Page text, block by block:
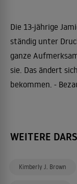
Die 13-jährige
ständig unter
ganze
sie. Das ändert
bekommen. -
WEITERE
Kimberly J. Brown